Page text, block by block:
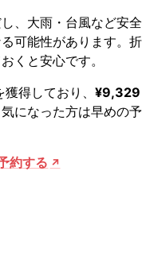
、大雨・台風など安全
可能性があります。折
くと安心です。
獲得しており、 ¥9,329
になった方は早めの予
約する